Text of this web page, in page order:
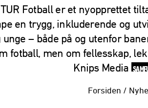
Fotball er et nyopprettet
en trygg, inkluderende og
unge – både på og utenfor
fotball, men om fellesskap,
Knips Media
Forsiden /